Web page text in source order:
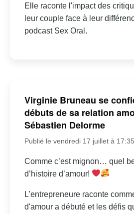
Elle raconte l'impact des
leur couple face à leur
podcast Sex Oral.
Virginie Bruneau se
débuts de sa relation
Sébastien Delorme
Publié le vendredi 17 juillet à 17:35
Comme c’est mignon… quel
d’histoire d’amour!
L'entrepreneure raconte
d'amour a débuté et les défis